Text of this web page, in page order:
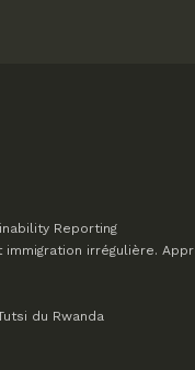
Reporting
irrégulière.
du Rwanda